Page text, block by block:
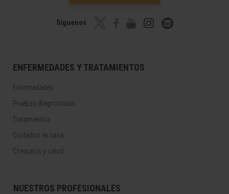
Síguenos
ENFERMEDADES Y TRATAMIENTOS
Enfermedades
Pruebas diagnósticas
Tratamientos
Cuidados en casa
Chequeos y salud
NUESTROS PROFESIONALES